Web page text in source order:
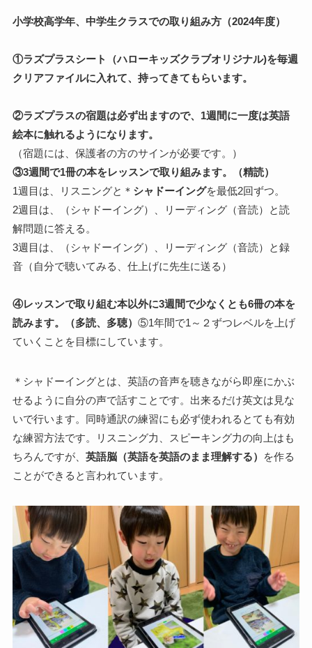
小学校高学年、中学生クラスでの取り組み方（2024年度）
①ラズプラスシート（ハローキッズクラブオリジナル)を毎週
クリアファイルに入れて、持ってきてもらいます。
②ラズプラスの宿題は必ず出ますので、1週間に一度は英語
絵本に触れるようになります。
（宿題には、保護者の方のサインが必要です。）
③3週間で1冊の本をレッスンで取り組みます。（精読）
1週目は、リスニングと＊ シャドーイングを最低2回ずつ。
2週目は、（シャドーイング）、リーディング（音読）と読
解問題に答える。
3週目は、（シャドーイング）、リーディング（音読）と録
音（自分で聴いてみる、仕上げに先生に送る）
④レッスンで取り組む本以外に3週間で少なくとも6冊の本を
読みます。（多読、多聴） ⑤1年間で1～２ずつレベルを上げ
ていくことを目標にしています。
＊シャドーイングとは、英語の音声を聴きながら即座にかぶ
せるように自分の声で話すことです。出来るだけ英文は見な
いで行います。同時通訳の練習にも必ず使われるとても有効
な練習方法です。リスニング力、スピーキング力の向上はも
ちろんですが、 英語脳（英語を英語のまま理解する）
を作る
ことができると言われています。